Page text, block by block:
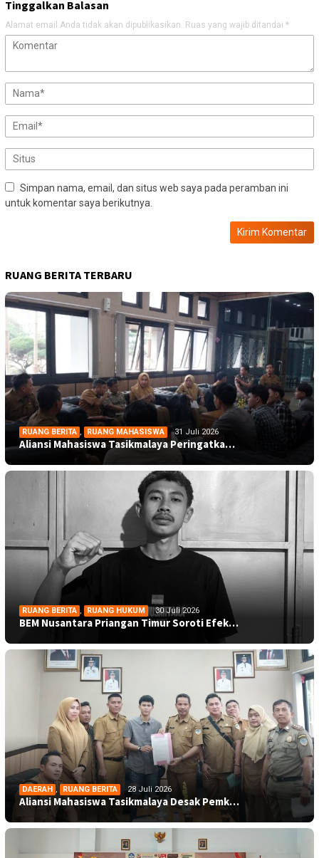
Tinggalkan Balasan
Alamat email Anda tidak akan dipublikasikan. Ruas yang wajib ditandai *
Simpan nama, email, dan situs web saya pada peramban ini
untuk komentar saya berikutnya.
RUANG BERITA TERBARU
RUANG BERITA , RUANG MAHASISWA 31 Juli 2026
Aliansi Mahasiswa Tasikmalaya Peringatka…
RUANG BERITA , RUANG HUKUM 30 Juli 2026
BEM Nusantara Priangan Timur Soroti Efek…
DAERAH , RUANG BERITA 28 Juli 2026
Aliansi Mahasiswa Tasikmalaya Desak Pemk…